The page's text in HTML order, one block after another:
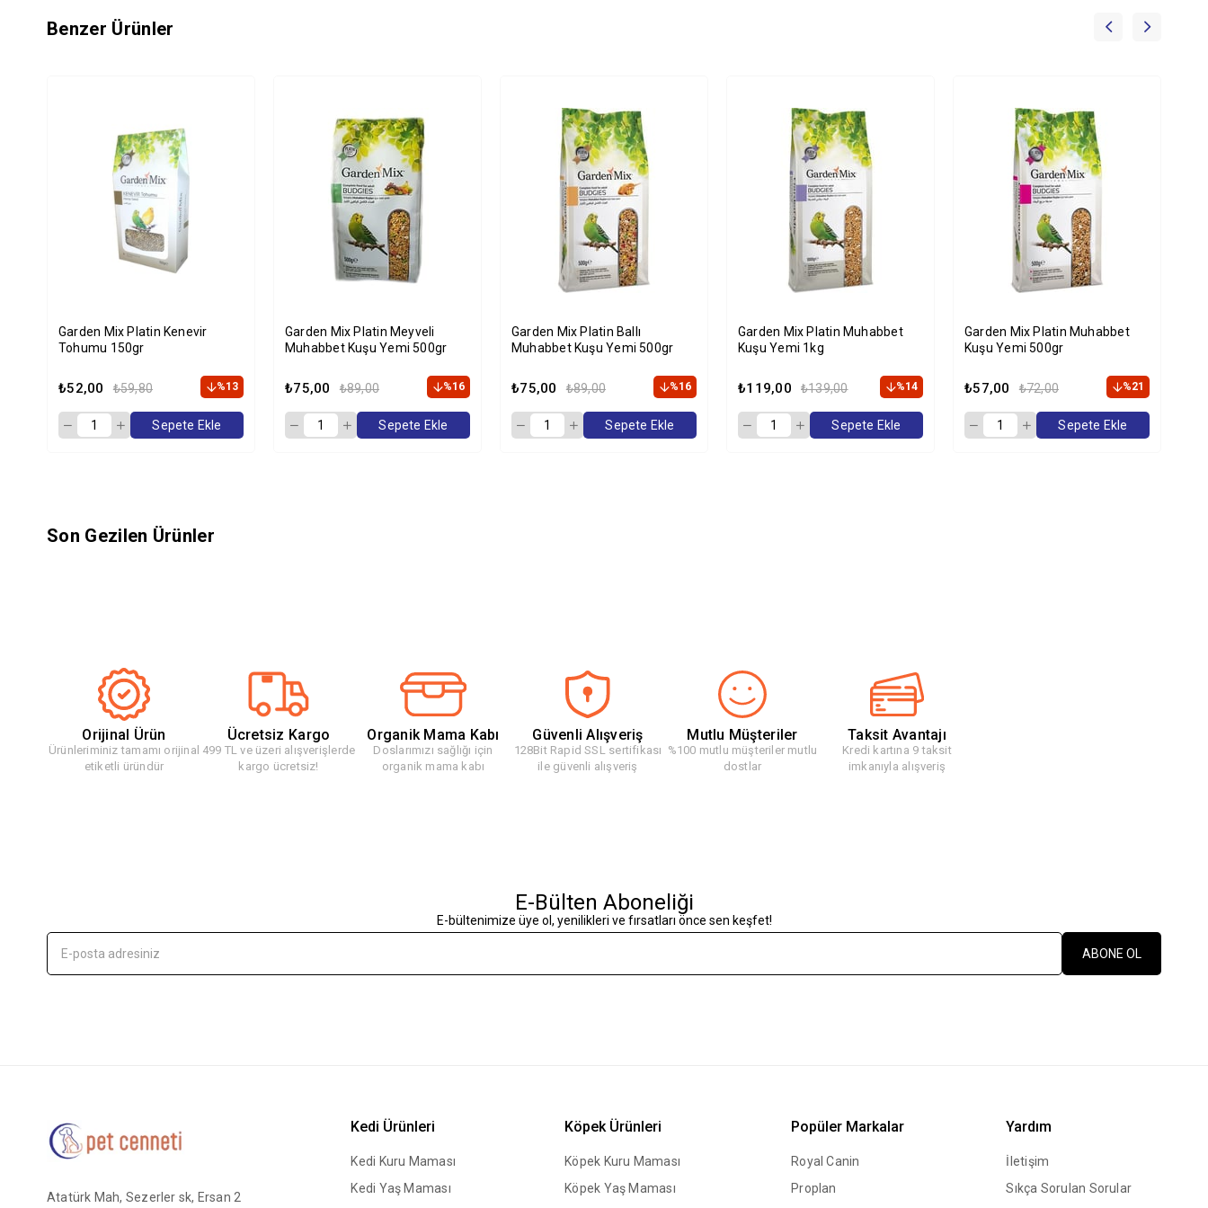
Benzer Ürünler
Garden Mix Platin Kenevir
Tohumu 150gr
₺52,00 ₺59,80 %13
Sepete Ekle
Garden Mix Platin Meyveli
Muhabbet Kuşu Yemi 500gr
₺75,00 ₺89,00 %16
Sepete Ekle
Garden Mix Platin Ballı
Muhabbet Kuşu Yemi 500gr
₺75,00 ₺89,00 %16
Sepete Ekle
Garden Mix Platin Muhabbet
Kuşu Yemi 1kg
₺119,00 ₺139,00 %14
Sepete Ekle
Garden Mix Platin Muhabbet
Kuşu Yemi 500gr
₺57,00 ₺72,00 %21
Sepete Ekle
Son Gezilen Ürünler
Orijinal Ürün
Ürünleriminiz tamamı orijinal
etiketli üründür
Ücretsiz Kargo
499 TL ve üzeri alışverişlerde
kargo ücretsiz!
Organik Mama Kabı
Doslarımızı sağlığı için
organik mama kabı
Güvenli Alışveriş
128Bit Rapid SSL sertifikası
ile güvenli alışveriş
Mutlu Müşteriler
%100 mutlu müşteriler mutlu
dostlar
Taksit Avantajı
Kredi kartına 9 taksit
imkanıyla alışveriş
E-Bülten Aboneliği
E-bültenimize üye ol, yenilikleri ve fırsatları önce sen keşfet!
ABONE OL
Atatürk Mah, Sezerler sk, Ersan 2
Kedi Ürünleri
Kedi Kuru Maması
Kedi Yaş Maması
Köpek Ürünleri
Köpek Kuru Maması
Köpek Yaş Maması
Popüler Markalar
Royal Canin
Proplan
Yardım
İletişim
Sıkça Sorulan Sorular